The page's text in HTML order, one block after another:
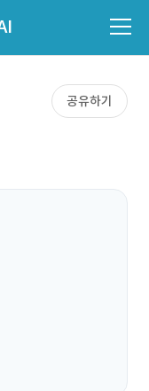
공유하기